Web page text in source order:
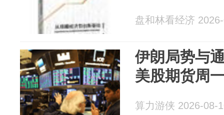
盘和林看经济
伊朗局势与
美股期货周
算力游侠 2026-08-